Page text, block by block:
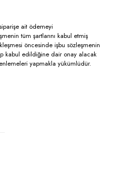
ait ödemeyi
tüm şartlarını kabul etmiş
öncesinde işbu sözleşmenin
kabul edildiğine dair onay alacak
yapmakla yükümlüdür.